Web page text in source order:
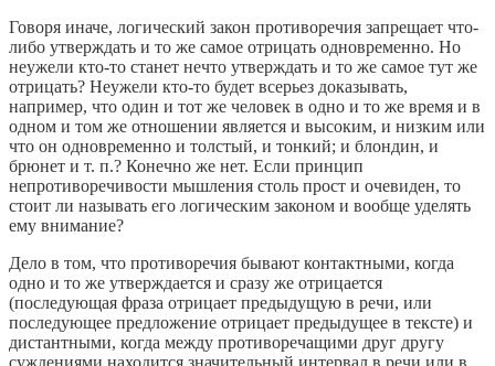
Говоря иначе, логический закон противоречия запрещает что-
либо утверждать и то же самое отрицать одновременно. Но
неужели кто-то станет нечто утверждать и то же самое тут же
отрицать? Неужели кто-то будет всерьез доказывать,
например, что один и тот же человек в одно и то же время и в
одном и том же отношении является и высоким, и низким или
что он одновременно и толстый, и тонкий; и блондин, и
брюнет и т. п.? Конечно же нет. Если принцип
непротиворечивости мышления столь прост и очевиден, то
стоит ли называть его логическим законом и вообще уделять
ему внимание?
Дело в том, что противоречия бывают контактными, когда
одно и то же утверждается и сразу же отрицается
(последующая фраза отрицает предыдущую в речи, или
последующее предложение отрицает предыдущее в тексте) и
дистантными, когда между противоречащими друг другу
суждениями находится значительный интервал в речи или в